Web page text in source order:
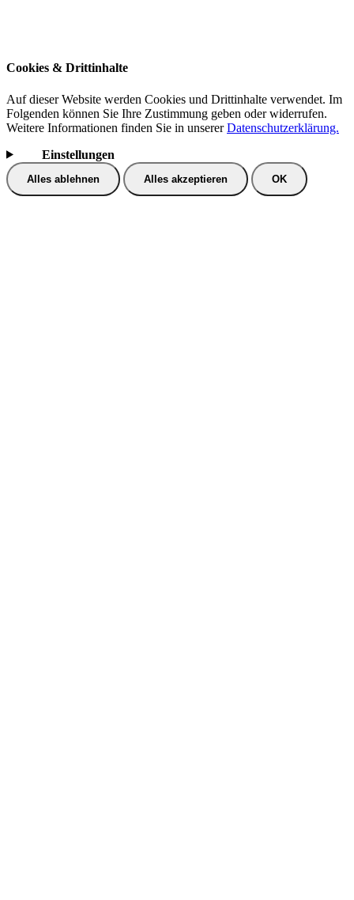
Cookies & Drittinhalte
Auf dieser Website werden Cookies und Drittinhalte verwendet. Im
Folgenden können Sie Ihre Zustimmung geben oder widerrufen.
Weitere Informationen finden Sie in unsererDatenschutzerklärung.
Einstellungen
Alles ablehnen Alles akzeptieren OK